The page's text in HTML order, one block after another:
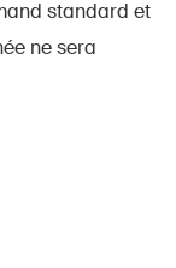
standard et
ne sera